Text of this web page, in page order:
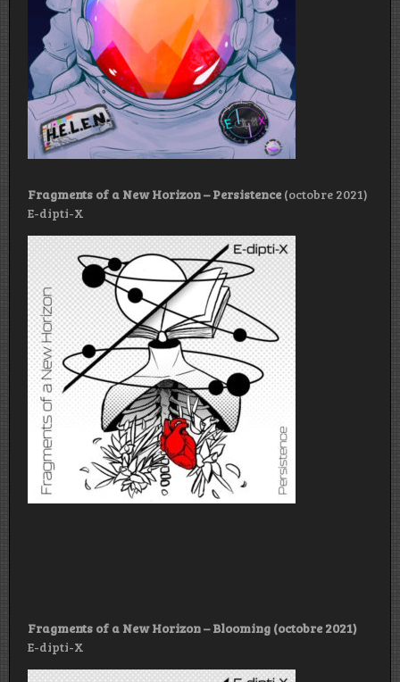
Fragments of a New Horizon – Persistence(octobre 2021)
E-dipti-X
Fragments of a New Horizon – Blooming (octobre 2021)
E-dipti-X